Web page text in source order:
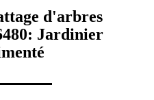
d'arbres
Jardinier